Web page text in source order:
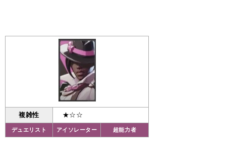
複雑性 ★☆☆
デュエリスト アイソレーター 超能力者